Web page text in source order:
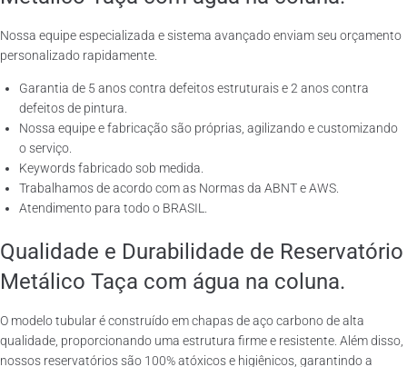
Nossa equipe especializada e sistema avançado enviam seu orçamento
personalizado rapidamente.
Garantia de 5 anos contra defeitos estruturais e 2 anos contra
defeitos de pintura.
Nossa equipe e fabricação são próprias, agilizando e customizando
o serviço.
Keywords fabricado sob medida.
Trabalhamos de acordo com as Normas da ABNT e AWS.
Atendimento para todo o BRASIL.
Qualidade e Durabilidade de Reservatório
Metálico Taça com água na coluna.
O modelo tubular é construído em chapas de aço carbono de alta
qualidade, proporcionando uma estrutura firme e resistente. Além disso,
nossos reservatórios são 100% atóxicos e higiênicos, garantindo a